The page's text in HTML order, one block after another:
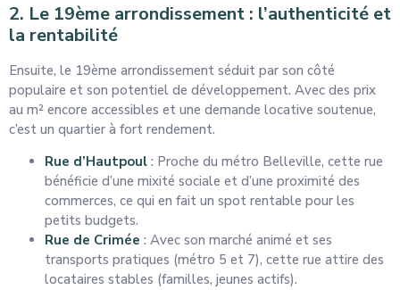
2. Le 19ème arrondissement : l’authenticité et
la rentabilité
Ensuite, le 19ème arrondissement séduit par son côté
populaire et son potentiel de développement. Avec des prix
au m² encore accessibles et une demande locative soutenue,
c’est un quartier à fort rendement.
Rue d’Hautpoul : Proche du métro Belleville, cette rue
bénéficie d’une mixité sociale et d’une proximité des
commerces, ce qui en fait un spot rentable pour les
petits budgets.
Rue de Crimée : Avec son marché animé et ses
transports pratiques (métro 5 et 7), cette rue attire des
locataires stables (familles, jeunes actifs).